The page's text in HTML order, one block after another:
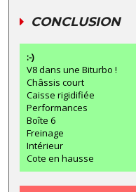
CONCLUSION
:-)
V8 dans une Biturbo !
Châssis court
Caisse rigidifiée
Performances
Boîte 6
Freinage
Intérieur
Cote en hausse